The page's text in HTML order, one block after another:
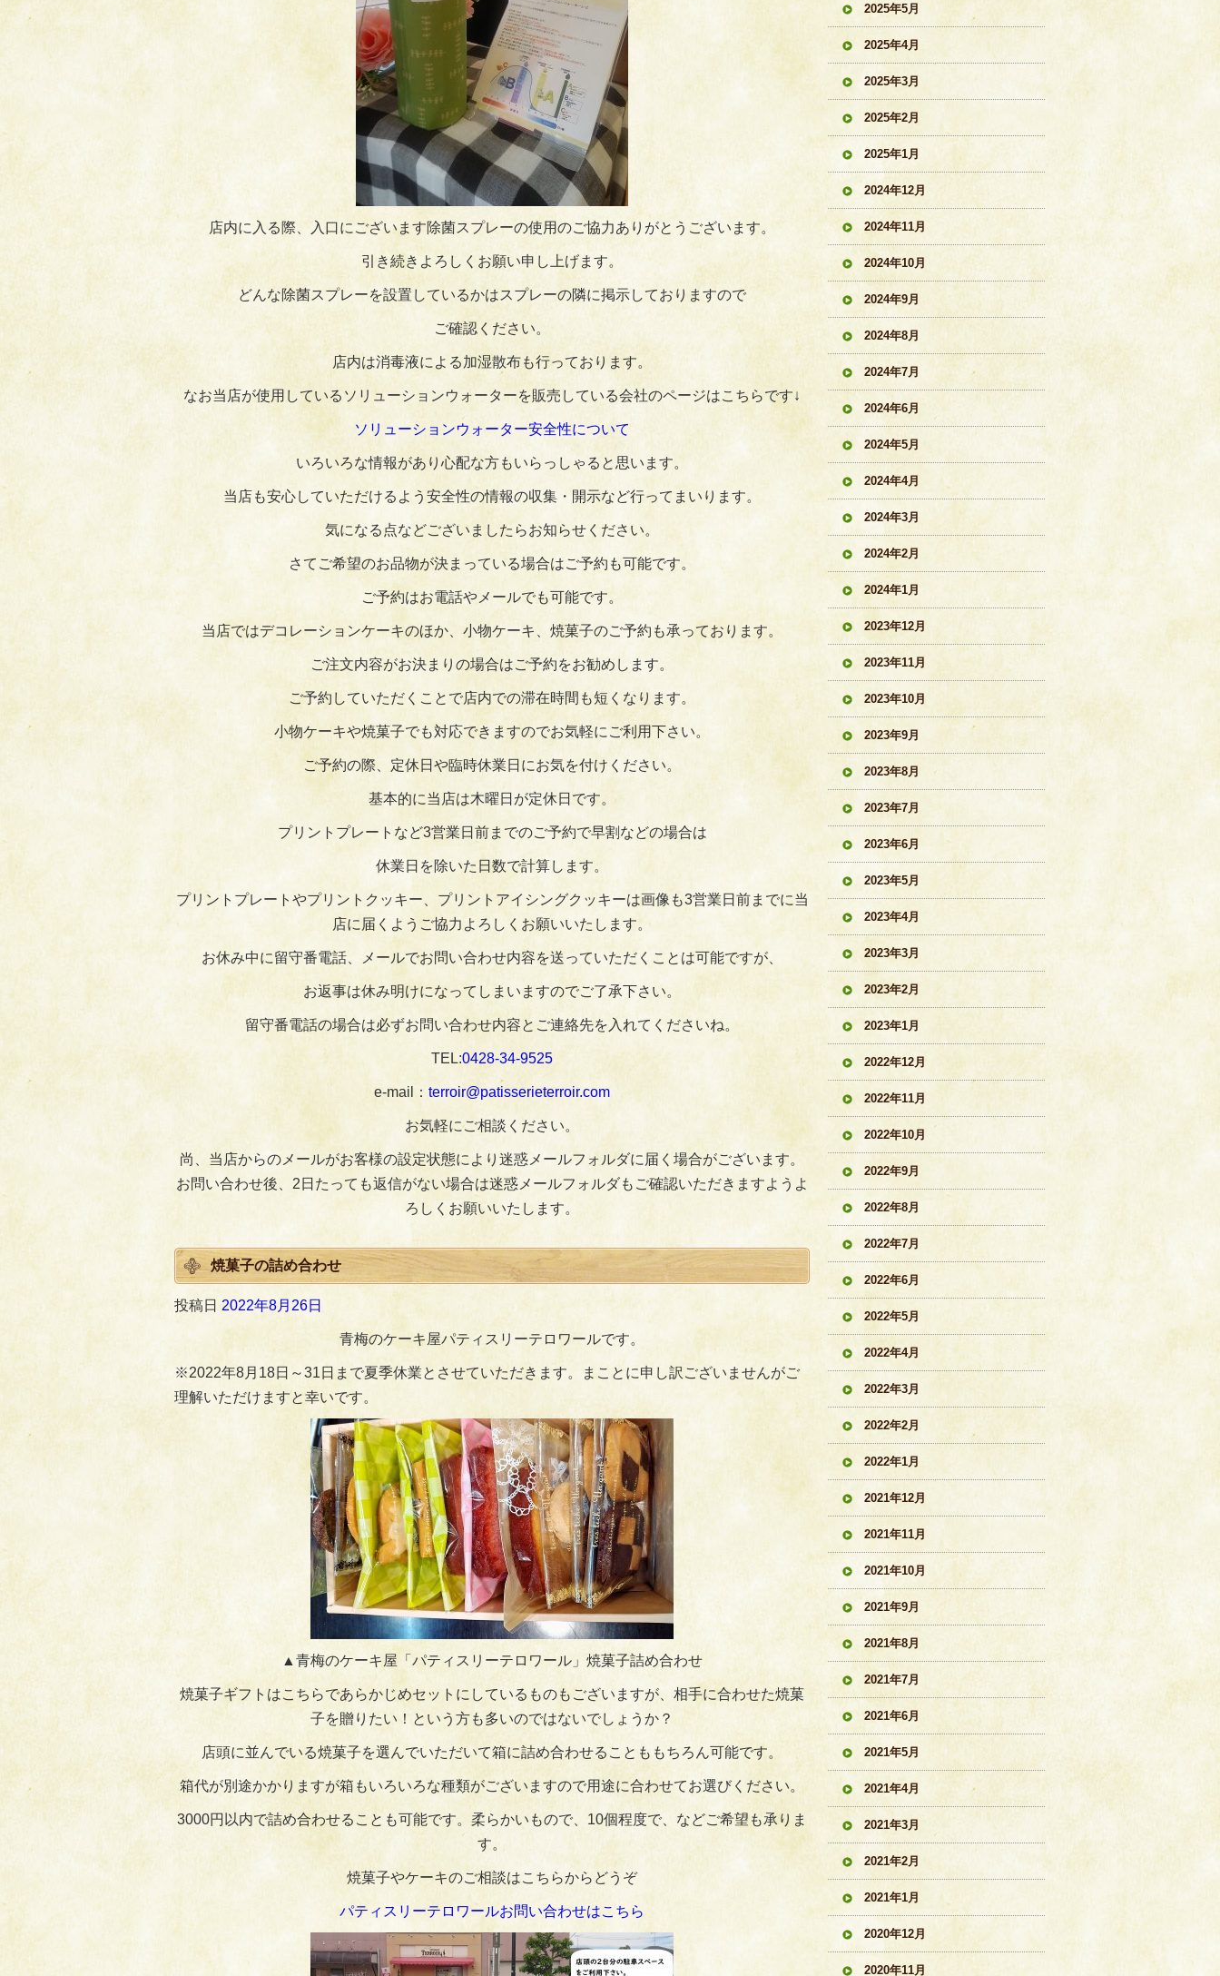
店内に入る際、入口にございます除菌スプレーの使用のご協力ありがとうございます。
引き続きよろしくお願い申し上げます。
どんな除菌スプレーを設置しているかはスプレーの隣に掲示しておりますので
ご確認ください。
店内は消毒液による加湿散布も行っております。
なお当店が使用しているソリューションウォーターを販売している会社のページはこちらです↓
ソリューションウォーター安全性について
いろいろな情報があり心配な方もいらっしゃると思います。
当店も安心していただけるよう安全性の情報の収集・開示など行ってまいります。
気になる点などございましたらお知らせください。
さてご希望のお品物が決まっている場合はご予約も可能です。
ご予約はお電話やメールでも可能です。
当店ではデコレーションケーキのほか、小物ケーキ、焼菓子のご予約も承っております。
ご注文内容がお決まりの場合はご予約をお勧めします。
ご予約していただくことで店内での滞在時間も短くなります。
小物ケーキや焼菓子でも対応できますのでお気軽にご利用下さい。
ご予約の際、定休日や臨時休業日にお気を付けください。
基本的に当店は木曜日が定休日です。
プリントプレートなど3営業日前までのご予約で早割などの場合は
休業日を除いた日数で計算します。
プリントプレートやプリントクッキー、プリントアイシングクッキーは画像も3営業日前までに当
店に届くようご協力よろしくお願いいたします。
お休み中に留守番電話、メールでお問い合わせ内容を送っていただくことは可能ですが、
お返事は休み明けになってしまいますのでご了承下さい。
留守番電話の場合は必ずお問い合わせ内容とご連絡先を入れてくださいね。
TEL:0428‐34‐9525
e-mail： terroir@patisserieterroir.com
お気軽にご相談ください。
尚、当店からのメールがお客様の設定状態により迷惑メールフォルダに届く場合がございます。
お問い合わせ後、2日たっても返信がない場合は迷惑メールフォルダもご確認いただきますようよ
ろしくお願いいたします。
焼菓子の詰め合わせ
投稿日 2022年8月26日
青梅のケーキ屋パティスリーテロワールです。
※2022年8月18日～31日まで夏季休業とさせていただきます。まことに申し訳ございませんがご
理解いただけますと幸いです。
▲青梅のケーキ屋「パティスリーテロワール」焼菓子詰め合わせ
焼菓子ギフトはこちらであらかじめセットにしているものもございますが、相手に合わせた焼菓
子を贈りたい！という方も多いのではないでしょうか？
店頭に並んでいる焼菓子を選んでいただいて箱に詰め合わせることももちろん可能です。
箱代が別途かかりますが箱もいろいろな種類がございますので用途に合わせてお選びください。
3000円以内で詰め合わせることも可能です。柔らかいもので、10個程度で、などご希望も承りま
す。
焼菓子やケーキのご相談はこちらからどうぞ
パティスリーテロワールお問い合わせはこちら
2025年5月
2025年4月
2025年3月
2025年2月
2025年1月
2024年12月
2024年11月
2024年10月
2024年9月
2024年8月
2024年7月
2024年6月
2024年5月
2024年4月
2024年3月
2024年2月
2024年1月
2023年12月
2023年11月
2023年10月
2023年9月
2023年8月
2023年7月
2023年6月
2023年5月
2023年4月
2023年3月
2023年2月
2023年1月
2022年12月
2022年11月
2022年10月
2022年9月
2022年8月
2022年7月
2022年6月
2022年5月
2022年4月
2022年3月
2022年2月
2022年1月
2021年12月
2021年11月
2021年10月
2021年9月
2021年8月
2021年7月
2021年6月
2021年5月
2021年4月
2021年3月
2021年2月
2021年1月
2020年12月
2020年11月